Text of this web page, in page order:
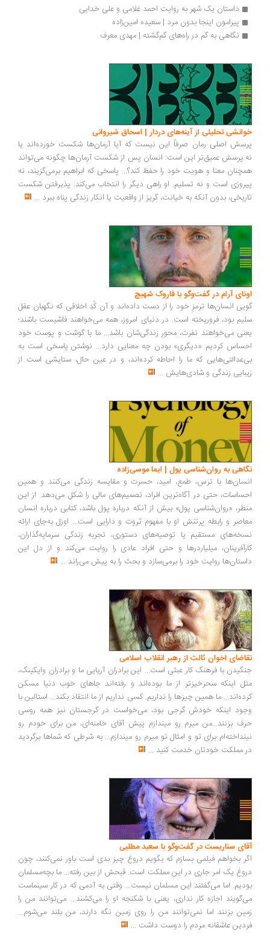
داستان یک شهر به‌ روایت احمد غلامی و علی خدایی
پیرامون اینجا بدون مرد | سعیده امین‌زاده
نگاهی به گم در راه‌های گم‌گشته | مهدی معرف
تحلیلی از آینه‌های دردار | اسحاق شیروانی
اصلی رمان صرفاً این نیست که آیا آرمان‌ها شکست خورده‌اند یا
عمیق‌تر این است: انسان پس از شکست آرمان‌ها چگونه می‌تواند
معنا و هویت خود را حفظ کند؟... پاسخی که ابراهیم برمی‌گزیند، نه
است و نه تسلیم. او راهی دیگر را انتخاب می‌کند: پذیرفتن شکست
بدون آنکه به خیانت، گریز از واقعیت یا انکار زندگی پناه ببرد...
آرام در گفت‌وگو با فاروک شهیچ‭
انسان‌ها ترمزِ خود را از دست داده‌اند و آن کُدِ اخلاقی که نگهبان عقل
بود، فروریخته است. در دنیای امروز، همه می‌خواهند فاشیست باشند؛
می‌خواهند نفرت، محورِ زندگی‌شان باشد... ما با گوشت و پوست خود
کردیم «دیگری» بودن چه معنایی دارد... نوشتن پاسخی است به
که ما را احاطه کرده‌اند، و در عین حال، ستایشی است از
زندگی و شادی‌هایش...
به روان‌شناسی پول | ایما موسی‌زاده
با ترس، طمع، امید، حسرت و مقایسه زندگی می‌کنند و همین
حتی در آگاه‌ترین افراد، تصمیم‌های مالی را شکل می‌دهد. از این
«روان‌شناسی پول» بیش از آنکه درباره پول باشد، کتابی درباره انسان
و رابطه پرتنش او با مفهوم ثروت و دارایی است... اوزل به‌جای ارائه
مستقیم یا توصیه‌های دستوری، تجربه زندگی سرمایه‌گذاران،
میلیاردرها و حتی افراد عادی را روایت می‌کند و از دل این
روایت خود را برمی‌سازد و بحث را به پیش می‌راند ...
اخوان ثالث از رهبر انقلاب اسلامی
با فرهنگ کار عبثی است... این برادران آریایی ما و برادران وایکینگ،
اینکه سحرخیزتر از ما بوده‌اند و رفته‌اند جاهای خوب دنیا مسکن
ما همین چیزها را نداریم. کسی نداریم از ما انتقاد بکند... استالین با
اینکه خودش گرجی بود، می‌خواست در گرجستان نیز همه روسی
بزنند...من میرم رو میندازم پیش آقای خامنه‌ای، من برای خودم رو
برای تو و امثال تو میرم رو میندازم... به شرطی که شماها برگردید
مملکت خودتان خدمت کنید...
سناریست در گفت‌وگو با سعید مطلبی
بخواهم فیلمی بسازم که بگویم دروغ چیز بدی است باور نمی‌کنند، چون
یک امر جاری در این مملکت است. قبحش از بین رفته... ما بچه‌مسلمان
اما می‌گفتند این مسلمان نیست... وقتی به آدمی که در کار سینماست
اجازه کار نداری، یعنی با شکنجه او را می‌کشند... می‌توانند من را
بزنند اما نمی‌توانند من را روی زمین نگه دارند، من بلند می‌شوم...
عاشقانه مردم را دوست داشت ...